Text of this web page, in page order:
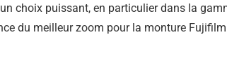
choix puissant, en particulier dans la
du meilleur zoom pour la monture